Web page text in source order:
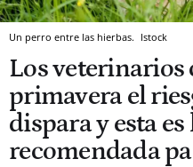
Un perro entre las hierbas. Istock
Los veterinarios
primavera el
dispara y esta
recomendada